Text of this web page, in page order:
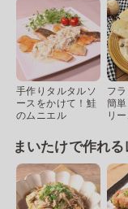
手作りタルタルソ
ースをかけて！鮭
のムニエル
フ
簡
リ
まいたけで作れ